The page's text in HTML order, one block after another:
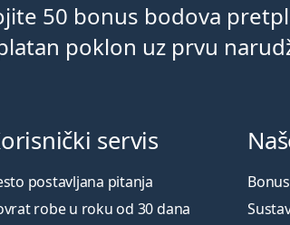
50 bonus bodova
poklon uz prvu
servis
postavljana pitanja
robe u roku od 30 dana